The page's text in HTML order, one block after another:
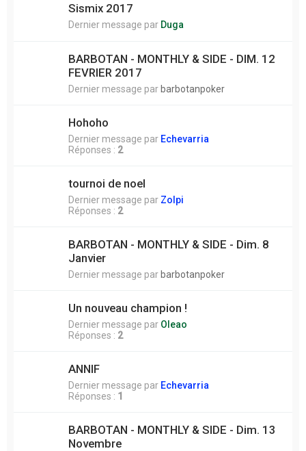
Sismix 2017
Dernier message par Duga
BARBOTAN - MONTHLY & SIDE - DIM. 12
FEVRIER 2017
Dernier message parbarbotanpoker
Hohoho
Dernier message par Echevarria
Réponses : 2
tournoi de noel
Dernier message par Zolpi
Réponses : 2
BARBOTAN - MONTHLY & SIDE - Dim. 8
Janvier
Dernier message parbarbotanpoker
Un nouveau champion !
Dernier message par Oleao
Réponses : 2
ANNIF
Dernier message par Echevarria
Réponses : 1
BARBOTAN - MONTHLY & SIDE - Dim. 13
Novembre